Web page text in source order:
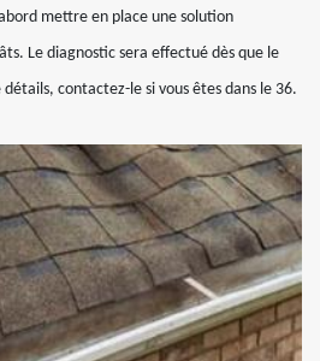
mettre en place une solution
Le diagnostic sera effectué dès que le
contactez-le si vous êtes dans le 36.